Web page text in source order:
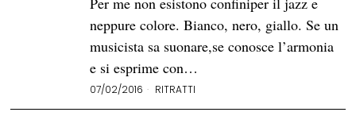
neppure colore. Bianco, nero, giallo. Se un
musicista sa suonare,se conosce l’armonia
e si esprime con…
07/02/2016 RITRATTI